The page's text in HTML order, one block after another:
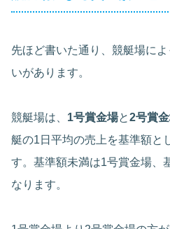
先ほど書いた通り、競艇場に
いがあります。
競艇場は、 1号賞金場と2号賞
艇の1日平均の売上を基準額と
す。基準額未満は1号賞金場、
なります。